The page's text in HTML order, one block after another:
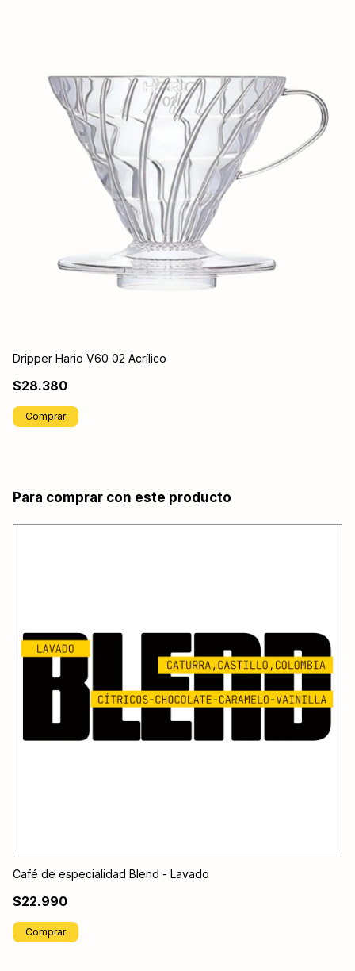
Dripper Hario V60 02 Acrílico
$28.380
Comprar
Para comprar con este producto
Café de especialidad Blend - Lavado
$22.990
Comprar